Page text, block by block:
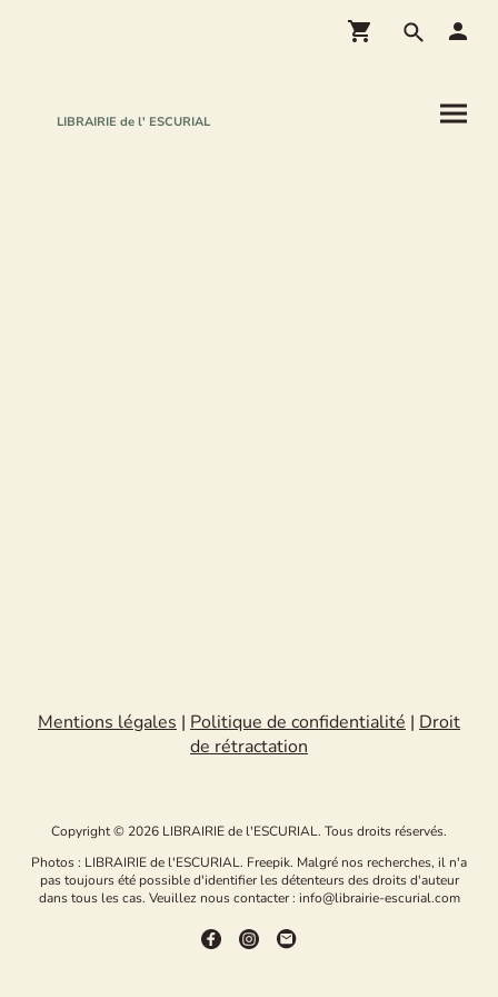
LIBRAIRIE de l' ESCURIAL
Mentions légales | Politique de confidentialité | Droit
de rétractation
Copyright © 2026 LIBRAIRIE de l'ESCURIAL. Tous droits réservés.
Photos : LIBRAIRIE de l'ESCURIAL. Freepik. Malgré nos recherches, il n'a
pas toujours été possible d'identifier les détenteurs des droits d'auteur
dans tous les cas. Veuillez nous contacter : info@librairie-escurial.com